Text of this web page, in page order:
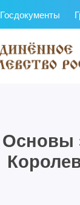
Госдокументы
Основы